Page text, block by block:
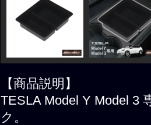
【商品説明】
TESLA Model Y Model 3
ク。